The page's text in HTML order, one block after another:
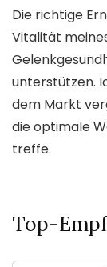
Die richtige
Vitalität
unterstützen.
dem Markt
die optimale
treffe.
Top-